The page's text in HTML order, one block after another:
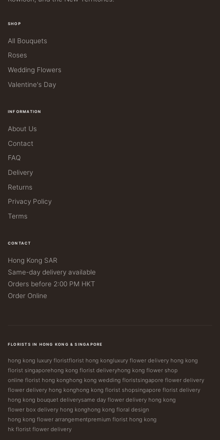
page
SHOP
All Bouquets
Roses
Wedding Flowers
Valentine's Day
INFORMATION
About Us
Contact
FAQ
Delivery
Returns
Privacy Policy
Terms
CONTACT
Hong Kong SAR
Same-day delivery available
Orders before 2:00 PM HKT
Order Online
FLORISTS IN HONG KONG & SINGAPORE
hong kong luxury floristflorist hong kongluxury flower delivery hong kong
florist singaporehong kong florist deliveryhong kong flower shop
online florist hong konghong kong wedding floristsingapore flower delivery
flower delivery hong konghong kong florist shopsingapore florist delivery
hong kong bouquet deliverysame day flower delivery hong kong
flower box delivery hong konghong kong floral design
hong kong flower arrangementpremium florist hong kong
hk florist flower delivery